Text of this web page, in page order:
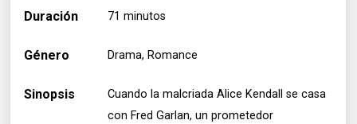
Duración 71 minutos
Género Drama, Romance
Sinopsis
Cuando la malcriada Alice Kendall se casa
con Fred Garlan, un prometedor